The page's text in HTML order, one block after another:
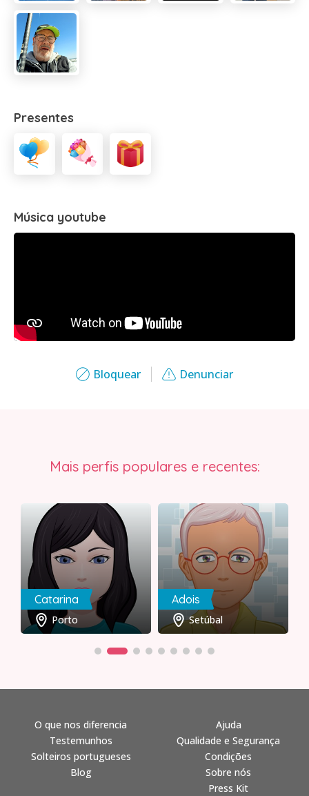
Bloquear Denunciar
Presentes
Música youtube
Mais perfis populares e recentes:
Catarina
Porto
Adois
Setúbal
O que nos diferencia
Testemunhos
Solteiros portugueses
Blog
Ajuda
Qualidade e Segurança
Condições
Sobre nós
Press Kit